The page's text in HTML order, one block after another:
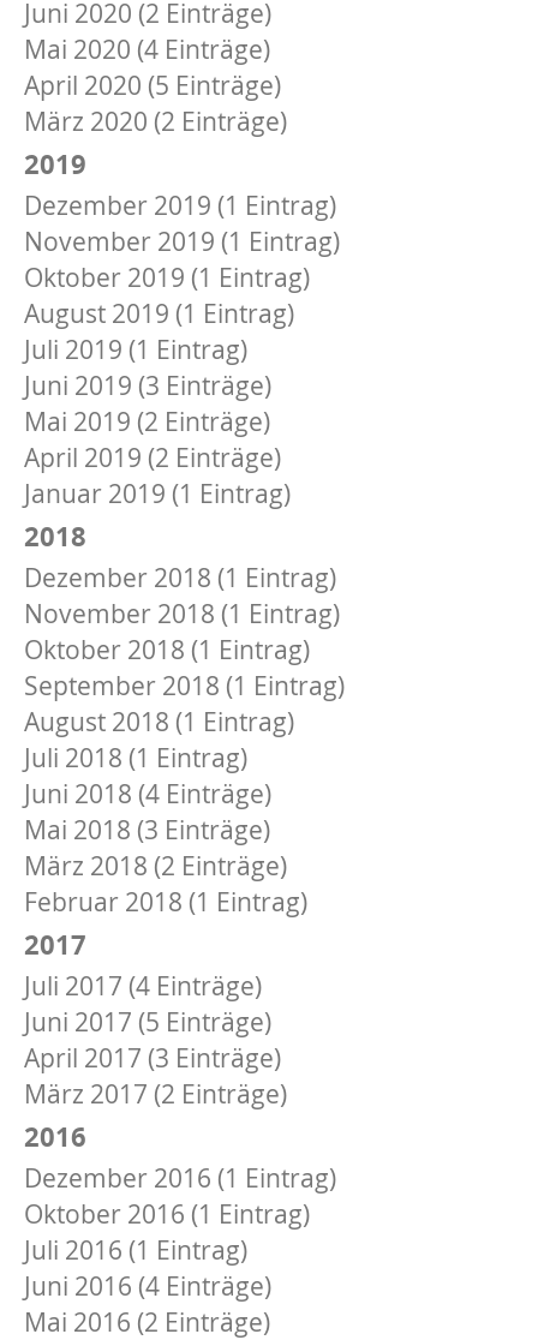
Juni 2020 (2 Einträge)
Mai 2020 (4 Einträge)
April 2020 (5 Einträge)
März 2020 (2 Einträge)
2019
Dezember 2019 (1 Eintrag)
November 2019 (1 Eintrag)
Oktober 2019 (1 Eintrag)
August 2019 (1 Eintrag)
Juli 2019 (1 Eintrag)
Juni 2019 (3 Einträge)
Mai 2019 (2 Einträge)
April 2019 (2 Einträge)
Januar 2019 (1 Eintrag)
2018
Dezember 2018 (1 Eintrag)
November 2018 (1 Eintrag)
Oktober 2018 (1 Eintrag)
September 2018 (1 Eintrag)
August 2018 (1 Eintrag)
Juli 2018 (1 Eintrag)
Juni 2018 (4 Einträge)
Mai 2018 (3 Einträge)
März 2018 (2 Einträge)
Februar 2018 (1 Eintrag)
2017
Juli 2017 (4 Einträge)
Juni 2017 (5 Einträge)
April 2017 (3 Einträge)
März 2017 (2 Einträge)
2016
Dezember 2016 (1 Eintrag)
Oktober 2016 (1 Eintrag)
Juli 2016 (1 Eintrag)
Juni 2016 (4 Einträge)
Mai 2016 (2 Einträge)